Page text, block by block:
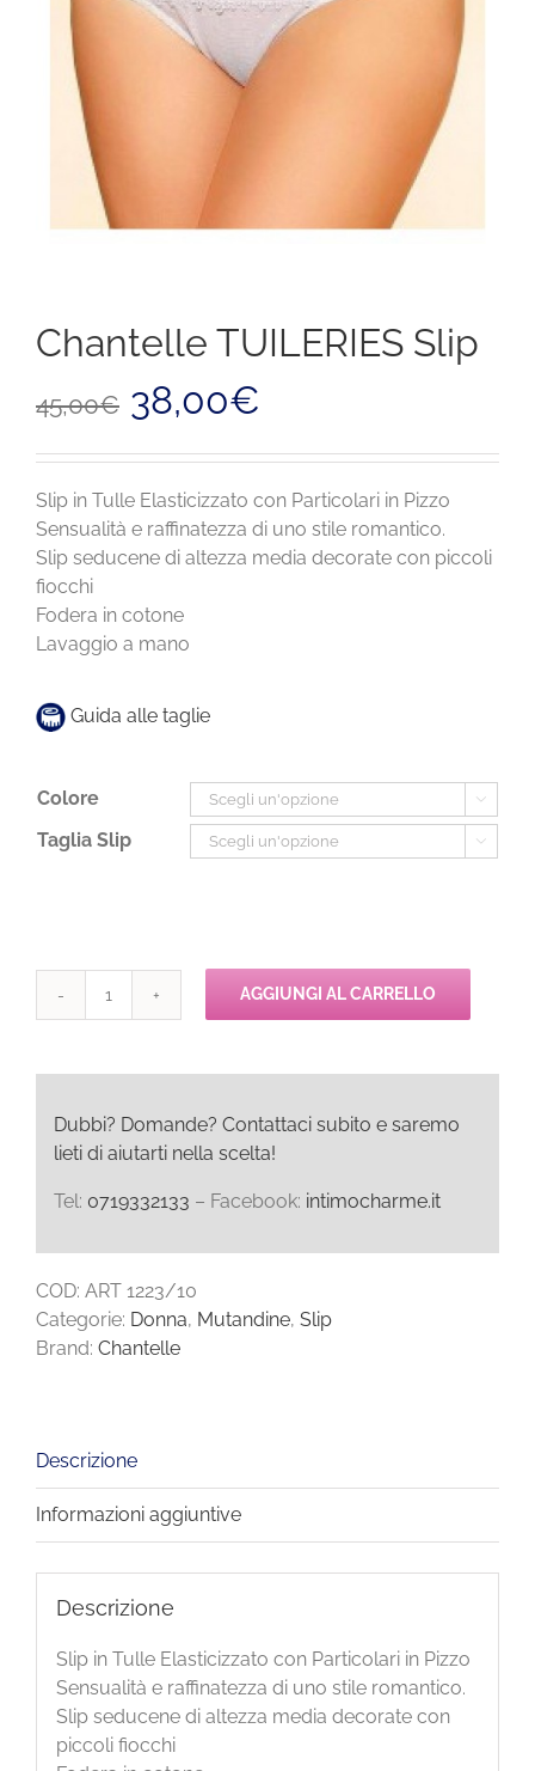
Chantelle TUILERIES Slip
45,00€ prezzo
era:
45,00€.
38,00€
è:
38,00€.
Slip in Tulle Elasticizzato con Particolari in Pizzo
Sensualità e raffinatezza di uno stile romantico.
Slip seducene di altezza media decorate con piccoli
fiocchi
Fodera in cotone
Lavaggio a mano
Guida alle taglie
Colore 
Taglia Slip 
Chantelle
AGGIUNGI AL CARRELLO
Dubbi? Domande? Contattaci subito e saremo
lieti di aiutarti nella scelta!
Tel: 0719332133 – Facebook: intimocharme.it
COD: ART 1223/10
Categorie: Donna, Mutandine, Slip
Brand: Chantelle
Descrizione
Informazioni aggiuntive
Descrizione
Slip in Tulle Elasticizzato con Particolari in Pizzo
Sensualità e raffinatezza di uno stile romantico.
Slip seducene di altezza media decorate con
piccoli fiocchi